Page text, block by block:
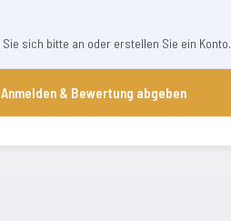
sich bitte an oder erstellen Sie ein Konto.
Anmelden & Bewertung abgeben